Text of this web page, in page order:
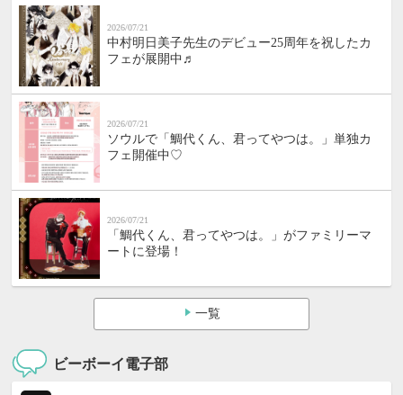
2026/07/21
中村明日美子先生のデビュー25周年を祝したカ
フェが展開中♬
2026/07/21
ソウルで「鯛代くん、君ってやつは。」単独カ
フェ開催中♡
2026/07/21
「鯛代くん、君ってやつは。」がファミリーマ
ートに登場！
一覧
ビーボーイ電子部